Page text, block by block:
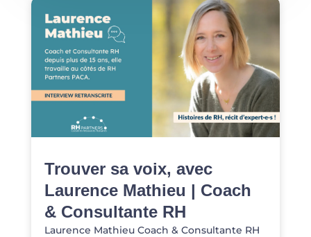
Trouver sa voix, avec
Laurence Mathieu | Coach
& Consultante RH
Laurence Mathieu Coach & Consultante RH